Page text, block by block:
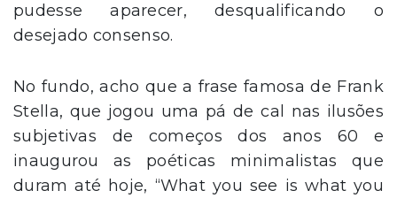
pudesse aparecer, desqualificando o
desejado consenso.
No fundo, acho que a frase famosa de Frank
Stella, que jogou uma pá de cal nas ilusões
subjetivas de começos dos anos 60 e
inaugurou as poéticas minimalistas que
duram até hoje, “What you see is what you